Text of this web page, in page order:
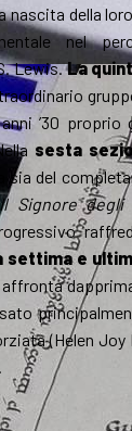
nascita della
nel
Lewis.La
’30 proprio
sesta
sia del
Il Signore degli
settima e
affronta
(Helen Joy